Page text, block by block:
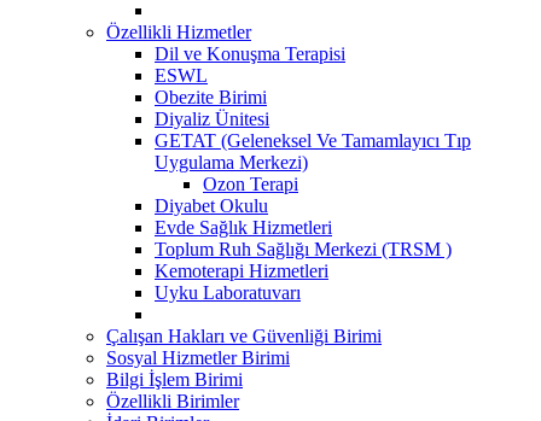
Özellikli Hizmetler
Dil ve Konuşma Terapisi
ESWL
Obezite Birimi
Diyaliz Ünitesi
GETAT (Geleneksel Ve Tamamlayıcı Tıp
Uygulama Merkezi)
Ozon Terapi
Diyabet Okulu
Evde Sağlık Hizmetleri
Toplum Ruh Sağlığı Merkezi (TRSM )
Kemoterapi Hizmetleri
Uyku Laboratuvarı
Çalışan Hakları ve Güvenliği Birimi
Sosyal Hizmetler Birimi
Bilgi İşlem Birimi
Özellikli Birimler